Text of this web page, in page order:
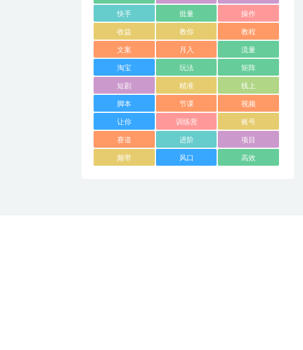
快手 批量 操作
收益 教你 教程
文案 月入 流量
淘宝 玩法 矩阵
短剧 精准 线上
脚本 节课 视频
让你 训练营 账号
赛道 进阶 项目
频带 风口 高效